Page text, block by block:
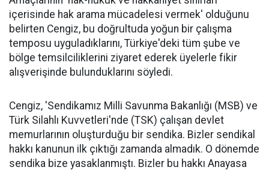
içerisinde hak arama mücadelesi vermek' olduğunu
belirten Cengiz, bu doğrultuda yoğun bir çalışma
temposu uyguladıklarını, Türkiye'deki tüm şube ve
bölge temsilciliklerini ziyaret ederek üyelerle fikir
alışverişinde bulunduklarını söyledi.
Cengiz, 'Sendikamız Milli Savunma Bakanlığı (MSB) ve
Türk Silahlı Kuvvetleri'nde (TSK) çalışan devlet
memurlarının oluşturduğu bir sendika. Bizler sendikal
hakkı kanunun ilk çıktığı zamanda almadık. O dönemde
sendika bize yasaklanmıştı. Bizler bu hakkı Anayasa